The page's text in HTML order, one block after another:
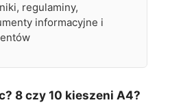
regulaminy,
informacyjne i
8 czy 10 kieszeni A4?